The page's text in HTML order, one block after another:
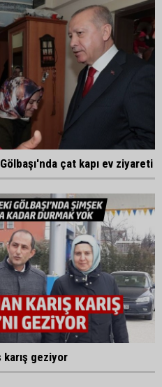
çat kapı ev ziyareti
karış geziyor